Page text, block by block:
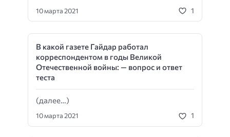
10 марта 2021 1
В какой газете Гайдар работал
корреспондентом в годы Великой
Отечественной войны: — вопрос и ответ
теста
(далее…)
10 марта 2021 1